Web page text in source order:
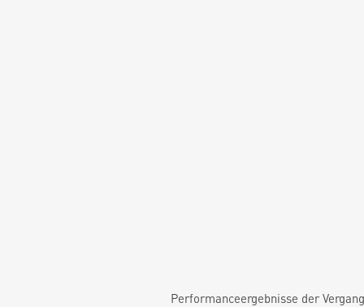
Performanceergebnisse der